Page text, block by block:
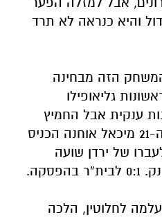
והיא כנראה לא תרד
הזה מבחינה
גליאופילו
ענקית אבל החמיץ
מחמישה מטרים. בדקה ה-21 מיכאל אוחנה הכניס
של ירדן שועה
לחלוטין, הלכה